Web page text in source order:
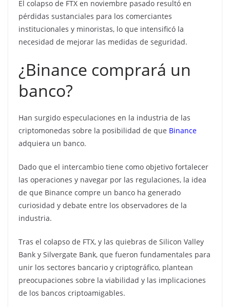
El colapso de FTX en noviembre pasado resultó en
pérdidas sustanciales para los comerciantes
institucionales y minoristas, lo que intensificó la
necesidad de mejorar las medidas de seguridad.
¿Binance comprará un
banco?
Han surgido especulaciones en la industria de las
criptomonedas sobre la posibilidad de que Binance
adquiera un banco.
Dado que el intercambio tiene como objetivo fortalecer
las operaciones y navegar por las regulaciones, la idea
de que Binance compre un banco ha generado
curiosidad y debate entre los observadores de la
industria.
Tras el colapso de FTX, y las quiebras de Silicon Valley
Bank y Silvergate Bank, que fueron fundamentales para
unir los sectores bancario y criptográfico, plantean
preocupaciones sobre la viabilidad y las implicaciones
de los bancos criptoamigables.